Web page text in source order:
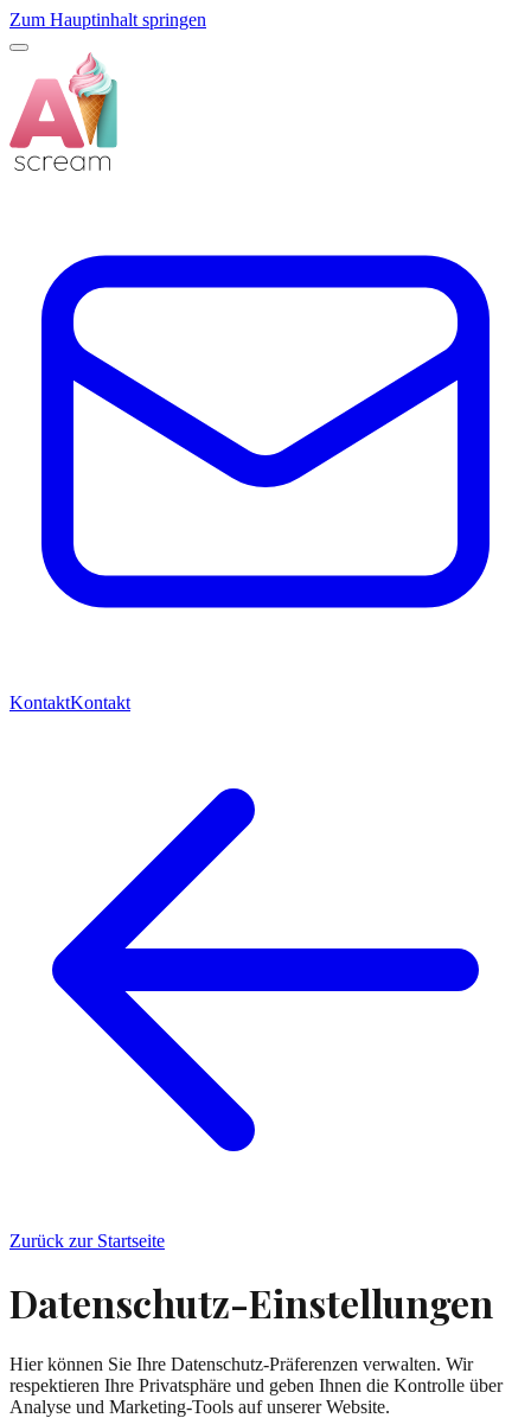
Zum Hauptinhalt springen
KontaktKontakt
Zurück zur Startseite
Datenschutz-Einstellungen
Hier können Sie Ihre Datenschutz-Präferenzen verwalten. Wir
respektieren Ihre Privatsphäre und geben Ihnen die Kontrolle über
Analyse und Marketing-Tools auf unserer Website.